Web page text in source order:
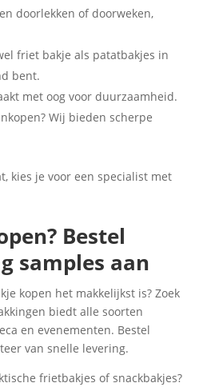
doorlekken of doorweken,
friet bakje als patatbakjes in
bent.
met oog voor duurzaamheid.
Wij bieden scherpe
kies je voor een specialist met
Bestel
samples aan
kopen het makkelijkst is? Zoek
biedt alle soorten
en evenementen. Bestel
van snelle levering.
frietbakjes of snackbakjes?